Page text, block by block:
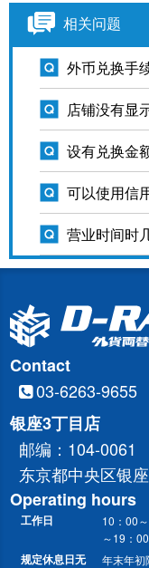
相关问题
外币兑换手
店铺没有显
设有兑换金
可以使用信
营业时间时
Contact
03-6263-9655
银座3丁目店
邮编：104-0061
东京都中央区银
Operating hours
工作日
10：00
～19：
规定休息日无 年末年初